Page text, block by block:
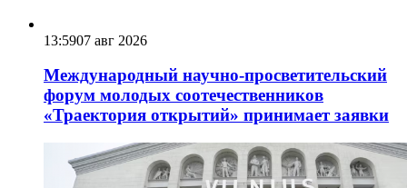
13:5907 авг 2026
Международный научно-просветительский
форум молодых соотечественников
«Траектория открытий» принимает заявки